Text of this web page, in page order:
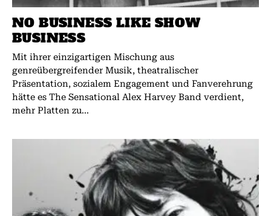
NO BUSINESS LIKE SHOW
BUSINESS
Mit ihrer einzigartigen Mischung aus
genreübergreifender Musik, theatralischer
Präsentation, sozialem Engagement und Fanverehrung
hätte es The Sensational Alex Harvey Band verdient,
mehr Platten zu...